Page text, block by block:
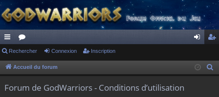
ac
co
or
u ne cri
Rechercher Connexion Inscription
Accueil du forum
Forum de GodWarriors - Conditions d’utilisation